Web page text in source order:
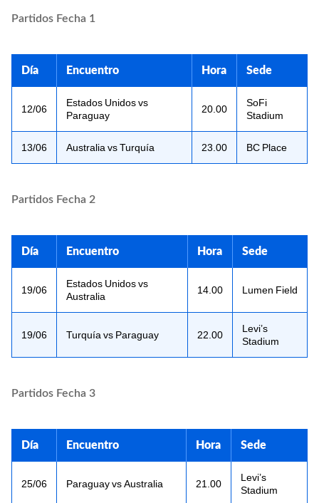
Partidos Fecha 1
Día Encuentro Hora Sede
12/06
Estados Unidos vs
Paraguay
20.00
SoFi
Stadium
13/06 Australia vs Turquía 23.00 BC Place
Partidos Fecha 2
Día Encuentro Hora Sede
19/06
Estados Unidos vs
Australia
14.00 Lumen Field
19/06 Turquía vs Paraguay 22.00
Levi’s
Stadium
Partidos Fecha 3
Día Encuentro Hora Sede
25/06 Paraguay vs Australia 21.00
Levi’s
Stadium